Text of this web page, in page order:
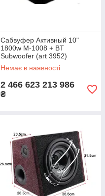
Сабвуфер Активный 10"
1800w M-1008 + BT
Subwoofer (art 3952)
Немає в наявності
2 466 623 213 986
₴